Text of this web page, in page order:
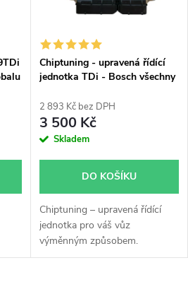
Chiptuning - upravená řídící
jednotka TDi - Bosch všechny
2 893 Kč bez DPH
3 500 Kč
Skladem
DO KOŠÍKU
Chiptuning – upravená řídící
jednotka pro váš vůz
výměnným způsobem.